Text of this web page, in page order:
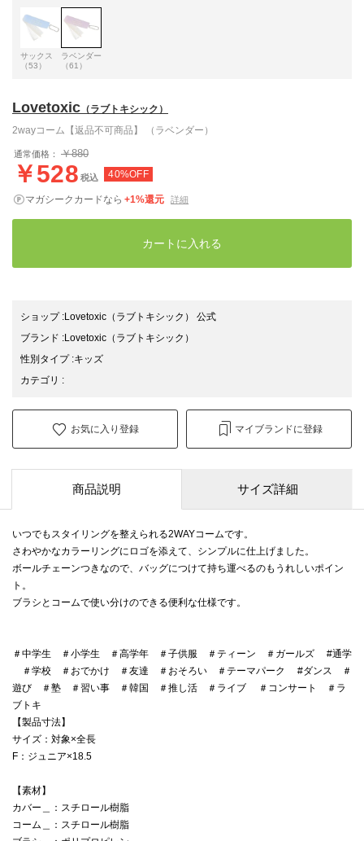
サックス
（53）
ラベンダー
（61）
Lovetoxic （ラブトキシック）
2wayコーム【返品不可商品】 （ラベンダー）
通常価格： ￥880
￥528 税込 40%OFF
マガシークカードなら +1%還元 詳細
カートに入れる
ショップ:Lovetoxic（ラブトキシック） 公式
ブランド :Lovetoxic （ラブトキシック）
性別タイプ:キッズ
カテゴリ :
お気に入り登録 マイブランドに登録
商品説明 サイズ詳細
いつでもスタイリングを整えられる2WAYコームです。
さわやかなカラーリングにロゴを添えて、シンプルに仕上げました。
ボールチェーンつきなので、バッグにつけて持ち運べるのもうれしいポイン
ト。
ブラシとコームで使い分けのできる便利な仕様です。
＃中学生 ＃小学生 ＃高学年 ＃子供服 ＃ティーン ＃ガールズ #通学
＃学校 ＃おでかけ ＃友達 ＃おそろい ＃テーマパーク #ダンス ＃
遊び ＃塾 ＃習い事 ＃韓国 ＃推し活 ＃ライブ ＃コンサート ＃ラ
ブトキ
【製品寸法】
サイズ：対象×全長
F：ジュニア×18.5
【素材】
カバー＿：スチロール樹脂
コーム＿：スチロール樹脂